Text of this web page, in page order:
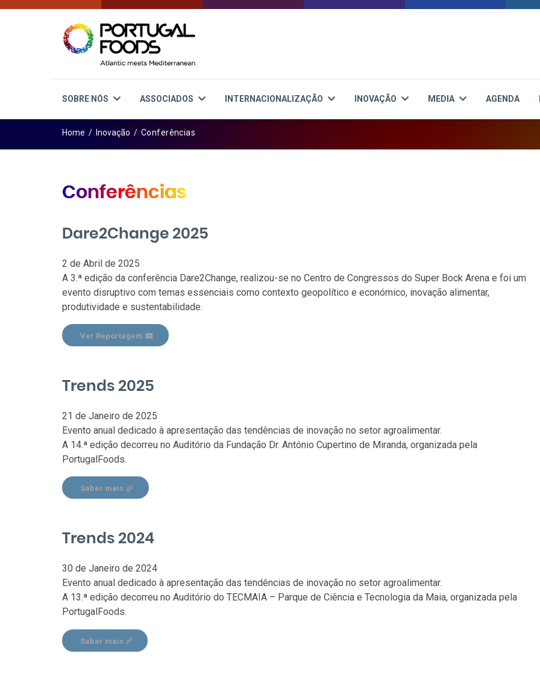
SOBRE NÓS ASSOCIADOS INTERNACIONALIZAÇÃO INOVAÇÃO MEDIA AGENDA
Home / Inovação / Conferências
Conferências
Dare2Change 2025
2 de Abril de 2025
A 3.ª edição da conferência Dare2Change, realizou-se no Centro de Congressos do Super Bock Arena e foi um
evento disruptivo com temas essenciais como contexto geopolítico e económico, inovação alimentar,
produtividade e sustentabilidade.
Ver Reportagem
Trends 2025
21 de Janeiro de 2025
Evento anual dedicado à apresentação das tendências de inovação no setor agroalimentar.
A 14.ª edição decorreu no Auditório da Fundação Dr. António Cupertino de Miranda, organizada pela
PortugalFoods.
Saber mais
Trends 2024
30 de Janeiro de 2024
Evento anual dedicado à apresentação das tendências de inovação no setor agroalimentar.
A 13.ª edição decorreu no Auditório do TECMAIA – Parque de Ciência e Tecnologia da Maia, organizada pela
PortugalFoods.
Saber mais